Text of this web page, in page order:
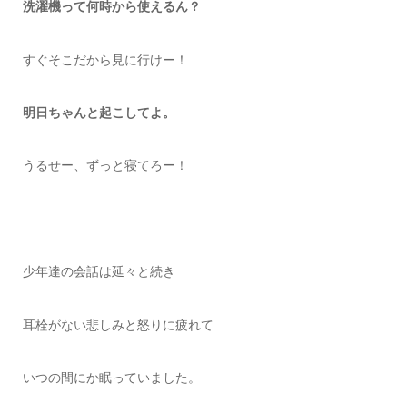
洗濯機って何時から使えるん？
すぐそこだから見に行けー！
明日ちゃんと起こしてよ。
うるせー、ずっと寝てろー！
少年達の会話は延々と続き
耳栓がない悲しみと怒りに疲れて
いつの間にか眠っていました。